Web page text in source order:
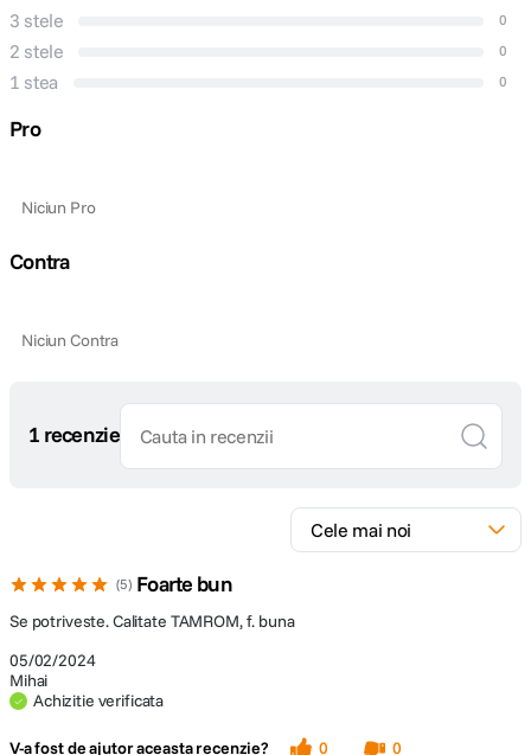
3 stele 0
2 stele 0
1 stea 0
Pro
Niciun Pro
Contra
Niciun Contra
1 recenzie
5 Foarte bun
05/02/2024
Mihai
Achizitie verificata
Se potriveste. Calitate TAMROM, f. buna
V-a fost de ajutor aceasta recenzie? 0 0